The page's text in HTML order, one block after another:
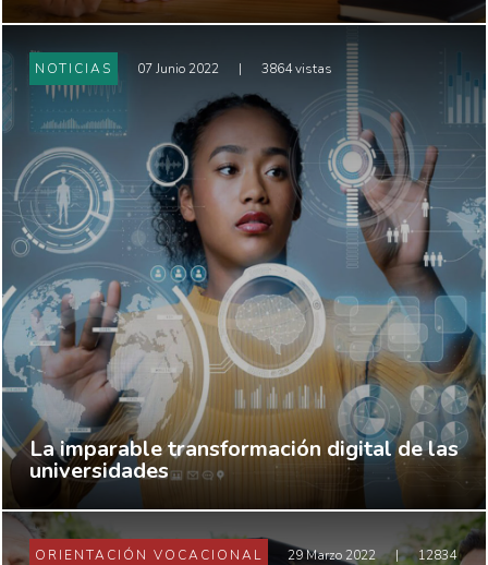
NOTICIAS 07 Junio 2022 | 3864 vistas
La imparable transformación digital de las
universidades
ORIENTACIÓN VOCACIONAL 29 Marzo 2022 |
12834